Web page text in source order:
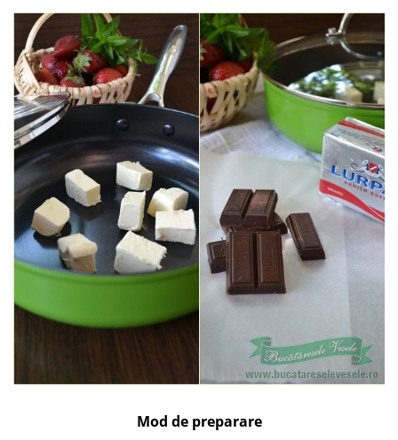
Mod de preparare